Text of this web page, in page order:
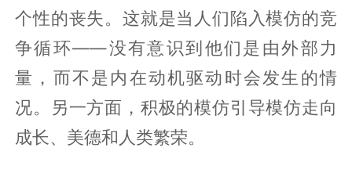
个性的丧失。这就是当人们陷入模仿的竞
争循环——没有意识到他们是由外部力
量，而不是内在动机驱动时会发生的情
况。另一方面，积极的模仿引导模仿走向
成长、美德和人类繁荣。